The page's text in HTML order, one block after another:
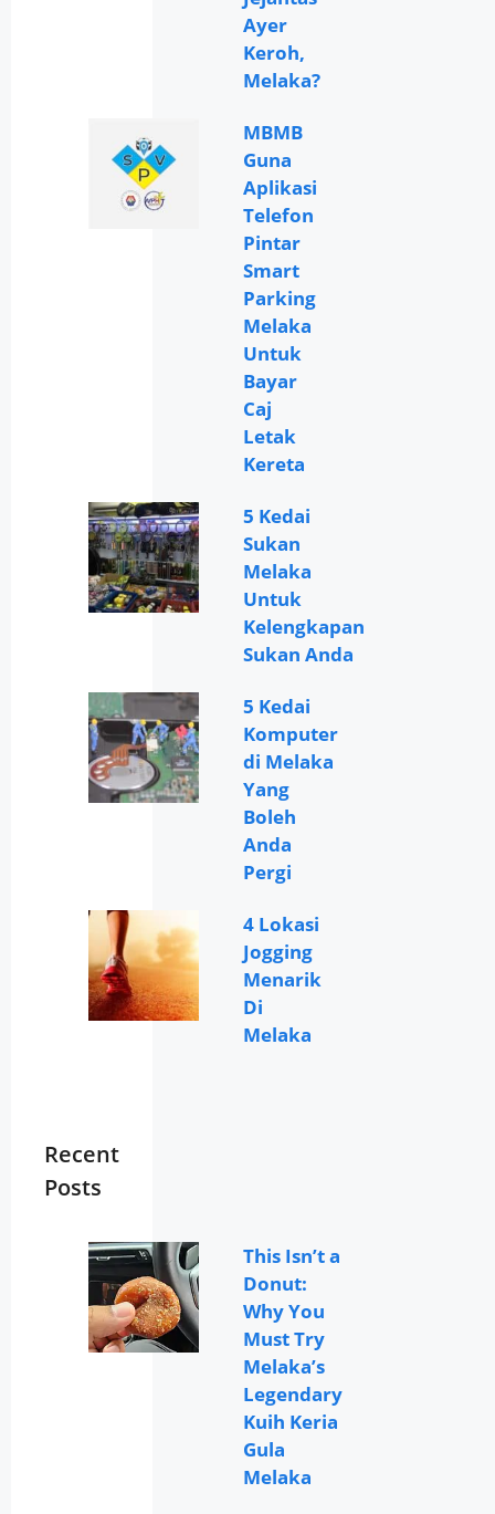
Ayer
Keroh,
Melaka?
MBMB
Guna
Aplikasi
Telefon
Pintar
Smart
Parking
Melaka
Untuk
Bayar
Caj
Letak
Kereta
5 Kedai
Sukan
Melaka
Untuk
Kelengkapan
Sukan Anda
5 Kedai
Komputer
di Melaka
Yang
Boleh
Anda
Pergi
4 Lokasi
Jogging
Menarik
Di
Melaka
Recent
Posts
This Isn’t a
Donut:
Why You
Must Try
Melaka’s
Legendary
Kuih Keria
Gula
Melaka